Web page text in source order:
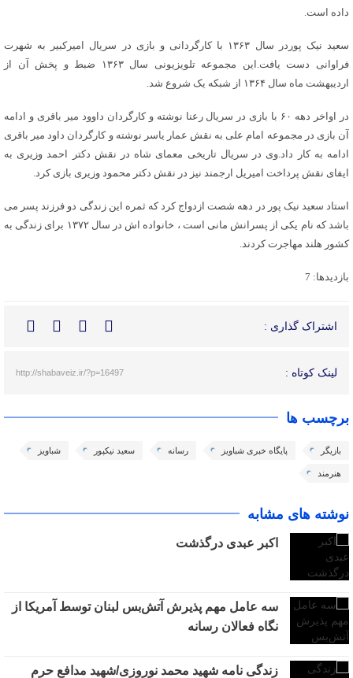
داده است.
سعید نیک پوردر سال ۱۳۶۳ با کارگردانی و بازی در سریال امیرکبیر به شهرت
فراوانی دست یافت.این مجموعه تلویزیونی سال ۱۳۶۳ ضبط و پخش آن از
اردیبهشت ماه سال ۱۳۶۴ از شبکه یک شروع شد.
در اواخر دهه ۶۰ با بازی در سریال رعنا نوشته و کارگردان داوود میر باقری و ادامه
آن بازی در مجموعه امام علی به نقش عمار یاسر نوشته و کارگردان داود میر باقری
ادامه به کار داد.وی در سریال تاریخی معمای شاه در نقش دکتر احمد وزیری به
ایفای نقش پرداخت امیریل ارجمند نیز در نقش دکتر محمود وزیری بازی کرد.
استاد سعید نیک پور در دهه شصت ازدواج کرد که ثمره این زندگی دو فرزند پسر می
باشد که نام یکی از پسرانش مانی است ، خانواده اش در سال ۱۳۷۲ برای زندگی به
کشور هلند مهاجرت کردند.
بازدیدها: 7
اشتراک گذاری :
لینک کوتاه : http://shabaveiz.ir/?p=16497
برچسب ها
بازیگر پایگاه خبری شباویز رسانه سعید نیکپور شباویز
هنرمند
نوشته های مشابه
اکبر عبدی درگذشت
سه عامل مهم پذیرش آتش‌بس لبنان توسط آمریکا از
نگاه فعالان رسانه
زندگی نامه شهید محمد نوروزی/شهید مدافع حرم